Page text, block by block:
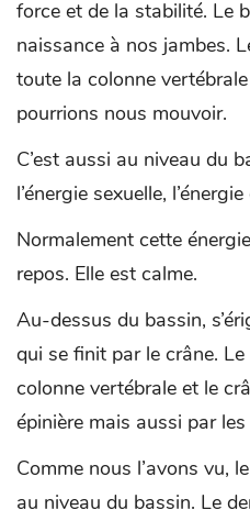
force et de la stabilité. Le
naissance à nos jambes.
toute la colonne
pourrions nous mouvoir.
C’est aussi au niveau du
l’énergie sexuelle,
Normalement cette
repos. Elle est calme.
Au-dessus du bassin,
qui se finit par le crâne.
colonne vertébrale et le
épinière mais aussi par
Comme nous l’avons vu,
au niveau du bassin. Le